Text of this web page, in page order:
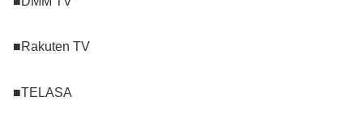
■Rakuten TV
■TELASA